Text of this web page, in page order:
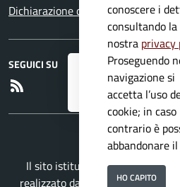
Registrati ai serviziAPP
aggiornamenti dall'Ente
Dichiarazione di accessibilità
SEGUICI SU
Il sito istituzionale del Comune
realizzato da
Secoval srlcon la
conoscere i
consultando la
nostra privacy
Proseguendo
navigazione si
accetta l’uso
cookie; in caso
contrario è
abbandonare
HO CAPITO